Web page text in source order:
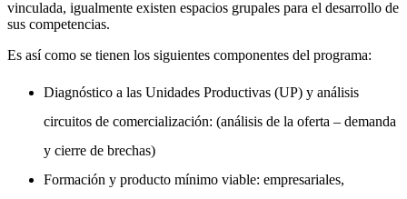
vinculada, igualmente existen espacios grupales para el desarrollo de
sus competencias.
Es así como se tienen los siguientes componentes del programa:
Diagnóstico a las Unidades Productivas (UP) y análisis
circuitos de comercialización: (análisis de la oferta – demanda
y cierre de brechas)
Formación y producto mínimo viable: empresariales,